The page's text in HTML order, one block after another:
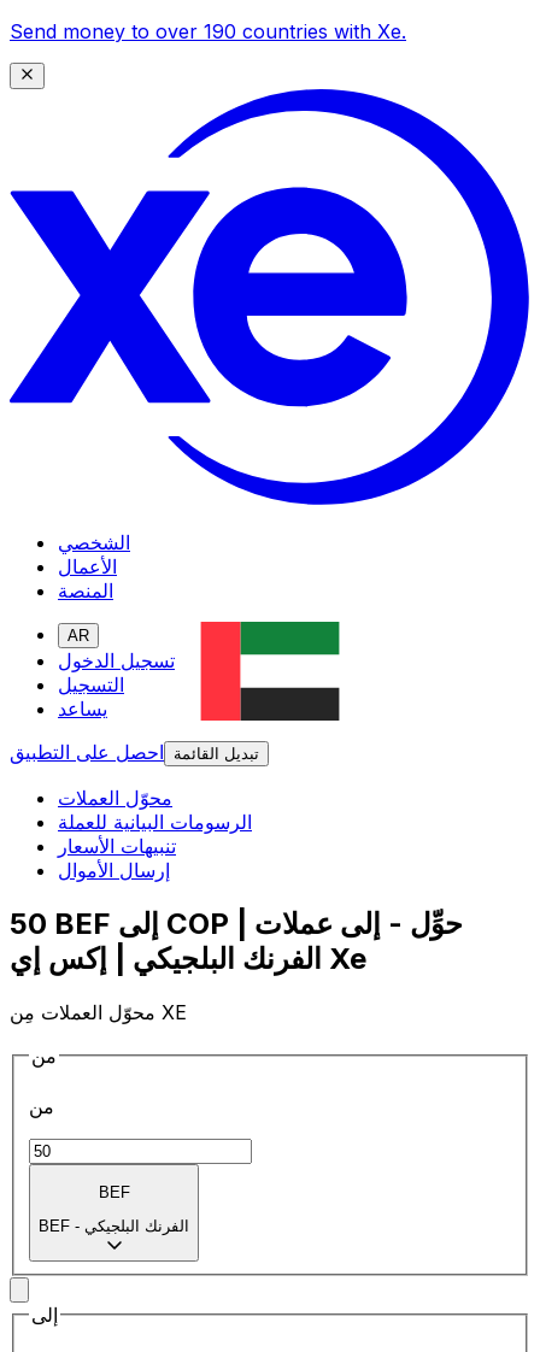
Send money to over 190 countries with Xe.
الشخصي
الأعمال
المنصة
AR
تسجيل الدخول
التسجيل
يساعد
احصل على التطبيق
تبديل القائمة
محوّل العملات
الرسومات البيانية للعملة
تنبيهات الأسعار
إرسال الأموال
50 BEF إلى COP | حوِّل - إلى عملات
الفرنك البلجيكي | إكس إي Xe
محوّل العملات مِن XE
من
من
BEF
BEF - الفرنك البلجيكي
إلى